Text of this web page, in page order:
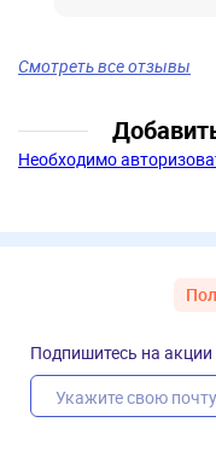
Смотреть все отзывы
Необходимо
Подпишитесь на